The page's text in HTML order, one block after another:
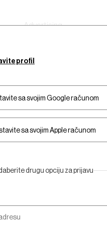
biti pretplatnik da biste
video sadržaj.
Pretplatite se
profil
sa svojim Google računom
sa svojim Apple računom
drugu opciju za prijavu